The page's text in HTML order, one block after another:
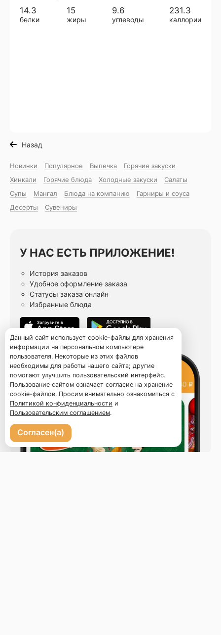
14.3
белки
15
жиры
9.6
углеводы
231.3
каллории
Назад
Новинки Популярное Выпечка
Горячие закуски
Хинкали
Горячие блюда Холодные закуски
Салаты
Супы
Мангал Блюда на компанию
Гарниры и соуса
Десерты
Сувениры
У НАС ЕСТЬ ПРИЛОЖЕНИЕ!
История заказов
Удобное оформление заказа
Статусы заказа онлайн
Избранные блюда
Данный сайт использует cookie-файлы для хранения
информации на персональном компьютере
пользователя. Некоторые из этих файлов
необходимы для работы нашего сайта; другие
помогают улучшить пользовательский интерфейс.
Пользование сайтом означает согласие на хранение
cookie-файлов. Просим внимательно ознакомиться с
Политикой конфиденциальности и
Пользовательским соглашением.
Согласен(а)